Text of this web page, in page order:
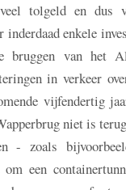
tolgeld en dus
enkele
bruggen van het
in verkeer
vijfendertig
niet is
- zoals
een